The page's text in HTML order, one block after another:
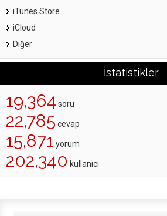
iTunes Store
iCloud
Diğer
İstatistikler
19,364 soru
22,785 cevap
15,871 yorum
202,340 kullanıcı